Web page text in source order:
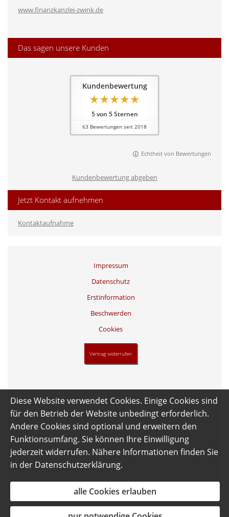
www.finanzkanzlei-zwink.de
Das sagen unsere Kunden
Kundenbewertung
5von 5Sternen
63 Bewertungen seit 2018
Echtheit von Bewertungen
Kundenbewertung abgeben
Jetzt Kontakt aufnehmen
Kontaktaufnahme
Impressum
Datenschutz
Erstinformation
Beschwerden
Cookies
Vertrag widerrufen
Diese Website verwendet Cookies. Einige Cookies sind
für den Betrieb der Website unbedingt erforderlich.
Andere Cookies sind optional und erweitern den
Funktionsumfang. Sie können Ihre Einwilligung
jederzeit widerrufen. Nähere Informationen finden Sie
in der Datenschutzerklärung.
alle Cookies erlauben